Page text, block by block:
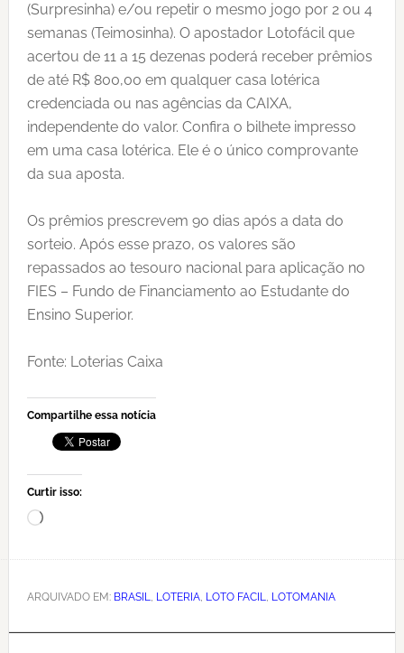
(Surpresinha) e/ou repetir o mesmo jogo por 2 ou 4
semanas (Teimosinha). O apostador Lotofácil que
acertou de 11 a 15 dezenas poderá receber prêmios
de até R$ 800,00 em qualquer casa lotérica
credenciada ou nas agências da CAIXA,
independente do valor. Confira o bilhete impresso
em uma casa lotérica. Ele é o único comprovante
da sua aposta.
Os prêmios prescrevem 90 dias após a data do
sorteio. Após esse prazo, os valores são
repassados ao tesouro nacional para aplicação no
FIES – Fundo de Financiamento ao Estudante do
Ensino Superior.
Fonte: Loterias Caixa
Compartilhe essa notícia
Curtir isso:
Carregando...
ARQUIVADO EM: BRASIL, LOTERIA, LOTO FACIL, LOTOMANIA